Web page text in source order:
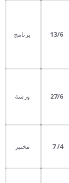
/6 برنامج
/6 ورشة
4
/
7 مختبر